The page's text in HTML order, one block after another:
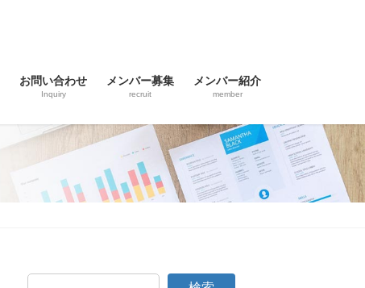
お問い合わせ
Inquiry
メンバー募集
recruit
メンバー紹介
member